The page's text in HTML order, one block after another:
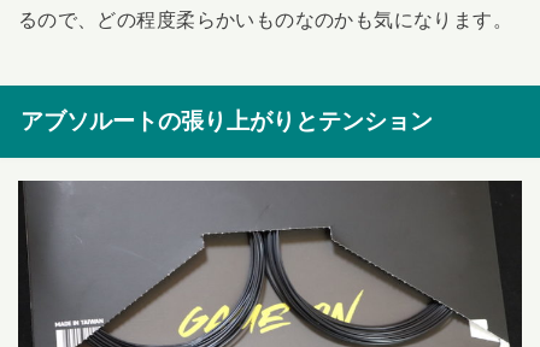
るので、どの程度柔らかいものなのかも気になります。
アブソルートの張り上がりとテンション